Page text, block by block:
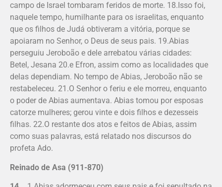
campo de Israel tombaram feridos de morte. 18.Isso foi,
naquele tempo, humilhante para os israelitas, enquanto
que os filhos de Judá obtiveram a vitória, porque se
apoiaram no Senhor, o Deus de seus pais. 19.Abias
perseguiu Jeroboão e dele arrebatou várias cidades:
Betel, Jesana 20.e Efron, assim como as localidades que
delas dependiam. No tempo de Abias, Jeroboão não se
restabeleceu. 21.O Senhor o feriu e ele morreu, enquanto
o poder de Abias aumentava. Abias tomou por esposas
catorze mulheres; gerou vinte e dois filhos e dezesseis
filhas. 22.O restante dos atos e feitos de Abias, assim
como suas palavras, está relatado nos discursos do
profeta Ado.
Reinado de Asa (911-870)